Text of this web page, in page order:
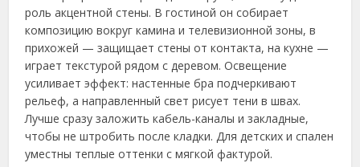
роль акцентной стены. В гостиной он собирает
композицию вокруг камина и телевизионной зоны, в
прихожей — защищает стены от контакта, на кухне —
играет текстурой рядом с деревом. Освещение
усиливает эффект: настенные бра подчеркивают
рельеф, а направленный свет рисует тени в швах.
Лучше сразу заложить кабель-каналы и закладные,
чтобы не штробить после кладки. Для детских и спален
уместны теплые оттенки с мягкой фактурой.